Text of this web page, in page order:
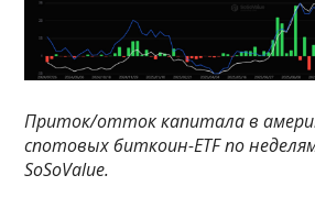
Приток/отток капитала в
спотовых биткоин-ETF по
SoSoValue.